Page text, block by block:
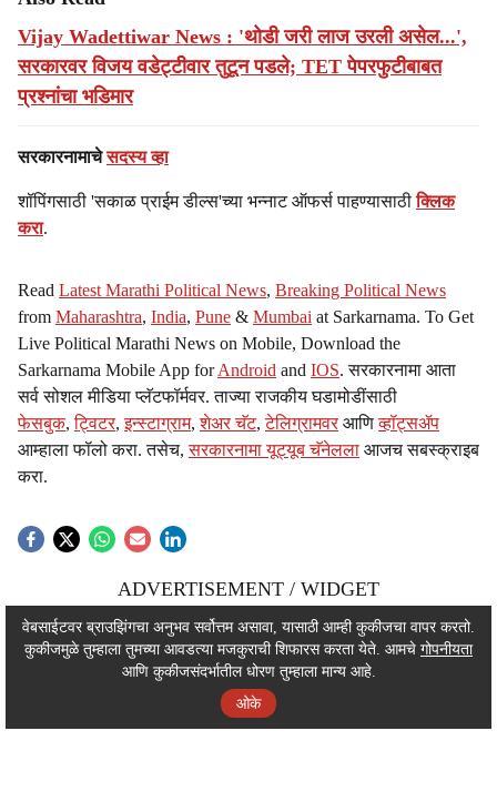
Vijay Wadettiwar News : 'थोडी जरी लाज उरली असेल...',
सरकारवर विजय वडेट्टीवार तुटून पडले; TET पेपरफुटीबाबत
प्रश्नांचा भडिमार
सरकारनामाचेसदस्य व्हा
शॉपिंगसाठी 'सकाळ प्राईम डील्स'च्या भन्नाट ऑफर्स पाहण्यासाठीक्लिक
करा.
Read Latest Marathi Political News, Breaking Political News
from Maharashtra, India, Pune & Mumbai at Sarkarnama. To Get
Live Political Marathi News on Mobile, Download the
Sarkarnama Mobile App forAndroid and IOS. सरकारनामा आता
सर्व सोशल मीडिया प्लॅटफॉर्मवर. ताज्या राजकीय घडामोडींसाठी
फेसबुक,ट्विटर,इन्स्टाग्राम,शेअर चॅट,टेलिग्रामवर आणिव्हॉट्सॲप
आम्हाला फॉलो करा. तसेच,सरकारनामा यूट्यूब चॅनेलला आजच सबस्क्राइब
करा.
ADVERTISEMENT / WIDGET
ADVERTISEMENT / WIDGET
ADVERTISEMENT / WIDGET
वेबसाईटवर ब्राउझिंगचा अनुभव सर्वोत्तम असावा, यासाठी आम्ही कुकीजचा वापर करतो.
कुकीजमुळे तुम्हाला तुमच्या आवडत्या मजकुराची शिफारस करता येते. आमचे गोपनीयता
आणि कुकीजसंदर्भातील धोरण तुम्हाला मान्य आहे.
ओके